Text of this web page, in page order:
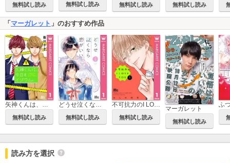
無料試し読み 無料試し読み 無料試し読み 無料試し読み
「マーガレット 」のおすすめ作品
矢神くんは、今日もイジワル。
無料試し読み
どうせ泣くなら恋がいい
無料試し読み
不可抗力のI LOVE YOU
無料試し読み
マーガレット
無料試し読み
読み方を選択